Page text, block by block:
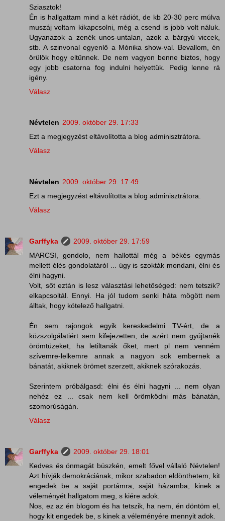
Sziasztok!
Én is hallgattam mind a két rádiót, de kb 20-30 perc múlva
muszáj voltam kikapcsolni, még a csend is jobb volt náluk.
Ugyanazok a zenék unos-untalan, azok a bárgyú viccek,
stb. A szinvonal egyenlő a Mónika show-val. Bevallom, én
örülök hogy eltűnnek. De nem vagyon benne biztos, hogy
egy jobb csatorna fog indulni helyettük. Pedig lenne rá
igény.
Válasz
Névtelen 2009. október 29. 17:33
Ezt a megjegyzést eltávolította a blog adminisztrátora.
Válasz
Névtelen 2009. október 29. 17:49
Ezt a megjegyzést eltávolította a blog adminisztrátora.
Válasz
Garffyka
2009. október 29. 17:59
MARCSI, gondolo, nem hallottál még a békés egymás
mellett élés gondolatáról ... úgy is szokták mondani, élni és
élni hagyni.
Volt, sőt eztán is lesz választási lehetőséged: nem tetszik?
elkapcsoltál. Ennyi. Ha jól tudom senki háta mögött nem
álltak, hogy kötelező hallgatni.
Én sem rajongok egyik kereskedelmi TV-ért, de a
közszolgálatiért sem kifejezetten, de azért nem gyújtanék
örömtüzeket, ha letiltanák őket, mert pl nem venném
szívemre-lelkemre annak a nagyon sok embernek a
bánatát, akiknek örömet szerzett, akiknek szórakozás.
Szerintem próbálgasd: élni és élni hagyni ... nem olyan
nehéz ez ... csak nem kell örömködni más bánatán,
szomorúságán.
Válasz
Garffyka
2009. október 29. 18:01
Kedves és önmagát büszkén, emelt fővel vállaló Névtelen!
Azt hívják demokráciának, mikor szabadon eldönthetem, kit
engedek be a saját portámra, saját házamba, kinek a
véleményét hallgatom meg, s kiére adok.
Nos, ez az én blogom és ha tetszik, ha nem, én döntöm el,
hogy kit engedek be, s kinek a véleményére mennyit adok.